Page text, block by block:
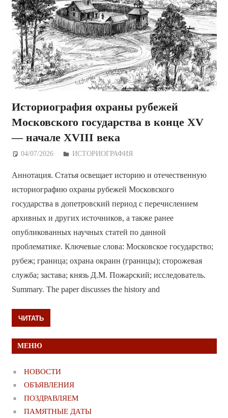
Историография охраны рубежей
Московского государства в конце XV
— начале XVIII века
04/07/2026 Дежурный по Редакции
ИСТОРИОГРАФИЯ
Аннотация. Статья освещает историю и отечественную
историографию охраны рубежей Московского
государства в допетровский период с перечислением
архивных и других источников, а также ранее
опубликованных научных статей по данной
проблематике. Ключевые слова: Московское государство;
рубеж; граница; охрана окраин (границы); сторожевая
служба; застава; князь Д.М. Пожарский; исследователь.
Summary. The paper discusses the history and
ЧИТАТЬ
МЕНЮ
НОВОСТИ
ОБЪЯВЛЕНИЯ
ПОЗДРАВЛЯЕМ
ПАМЯТНЫЕ ДАТЫ